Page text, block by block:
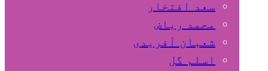
سعد افتخار
محمد ریاض
شعبان آفریدی
اسلم گل